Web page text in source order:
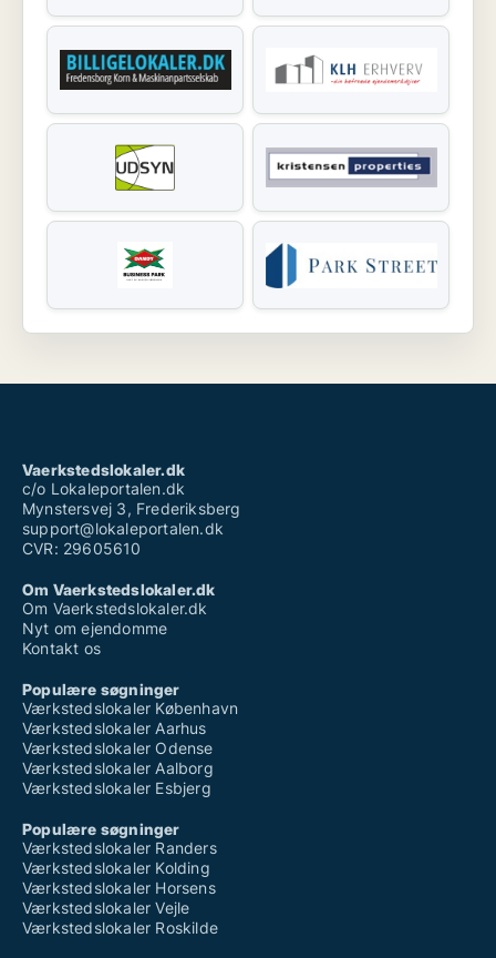
Vaerkstedslokaler.dk
c/o Lokaleportalen.dk
Mynstersvej 3, Frederiksberg
support@lokaleportalen.dk
CVR: 29605610
Om Vaerkstedslokaler.dk
Om Vaerkstedslokaler.dk
Nyt om ejendomme
Kontakt os
Populære søgninger
Værkstedslokaler København
Værkstedslokaler Aarhus
Værkstedslokaler Odense
Værkstedslokaler Aalborg
Værkstedslokaler Esbjerg
Populære søgninger
Værkstedslokaler Randers
Værkstedslokaler Kolding
Værkstedslokaler Horsens
Værkstedslokaler Vejle
Værkstedslokaler Roskilde